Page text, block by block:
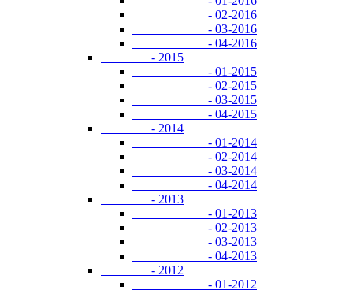
- 02-2016
- 03-2016
- 04-2016
- 2015
- 01-2015
- 02-2015
- 03-2015
- 04-2015
- 2014
- 01-2014
- 02-2014
- 03-2014
- 04-2014
- 2013
- 01-2013
- 02-2013
- 03-2013
- 04-2013
- 2012
- 01-2012